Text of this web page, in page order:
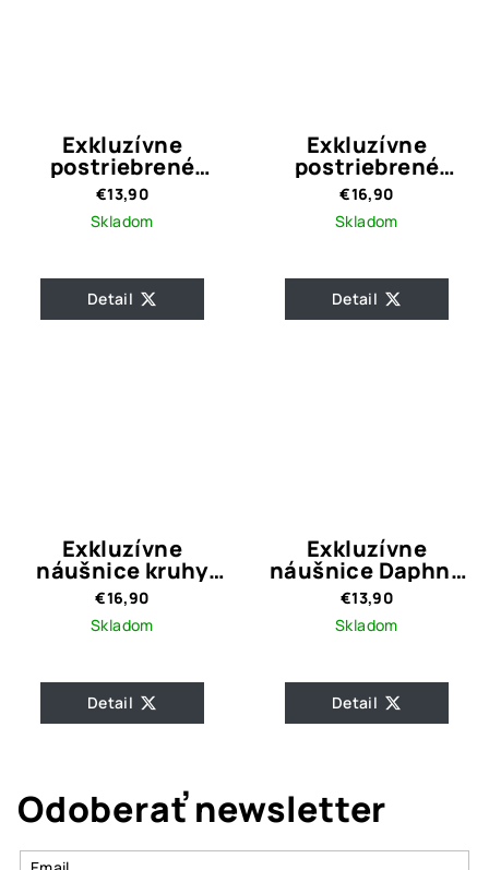
Exkluzívne
postriebrené
náušnice Crystal
Silver
€13,90
Skladom
Detail
Exkluzívne
postriebrené
náušnice kruhy
Judith Silver
€16,90
Skladom
Detail
Exkluzívne
náušnice kruhy
Amanda Gold
€16,90
Skladom
Detail
Exkluzívne
náušnice Daphne
Silver
€13,90
Skladom
Detail
Odoberať newsletter